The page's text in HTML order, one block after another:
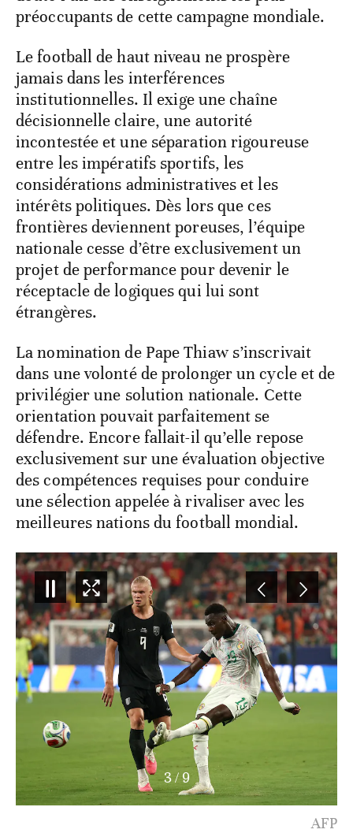
préoccupants de cette campagne mondiale.
Le football de haut niveau ne prospère
jamais dans les interférences
institutionnelles. Il exige une chaîne
décisionnelle claire, une autorité
incontestée et une séparation rigoureuse
entre les impératifs sportifs, les
considérations administratives et les
intérêts politiques. Dès lors que ces
frontières deviennent poreuses, l’équipe
nationale cesse d’être exclusivement un
projet de performance pour devenir le
réceptacle de logiques qui lui sont
étrangères.
La nomination de Pape Thiaw s’inscrivait
dans une volonté de prolonger un cycle et de
privilégier une solution nationale. Cette
orientation pouvait parfaitement se
défendre. Encore fallait-il qu’elle repose
exclusivement sur une évaluation objective
des compétences requises pour conduire
une sélection appelée à rivaliser avec les
meilleures nations du football mondial.
3/ 9
AFP